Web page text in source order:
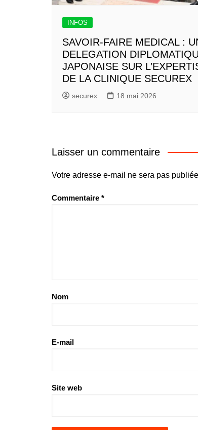
INFOS
SAVOIR-FAIRE MEDICAL :
DELEGATION
JAPONAISE SUR
DE LA CLINIQUE SECUREX
securex 18 mai 2026
Laisser un commentaire
Votre adresse e-mail ne sera pas
Commentaire *
Nom
E-mail
Site web